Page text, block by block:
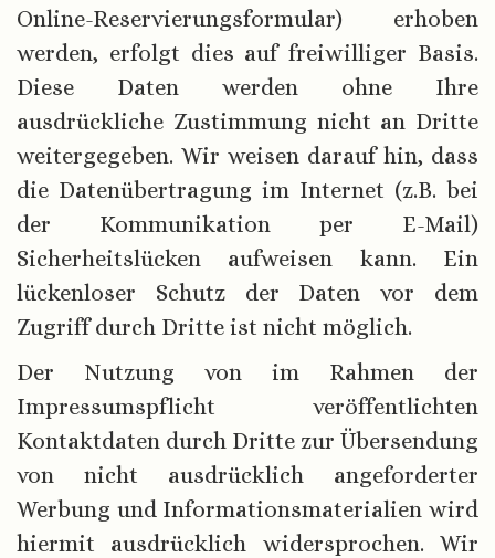
Online-Reservierungsformular) erhoben
werden, erfolgt dies auf freiwilliger Basis.
Diese Daten werden ohne Ihre
ausdrückliche Zustimmung nicht an Dritte
weitergegeben. Wir weisen darauf hin, dass
die Datenübertragung im Internet (z.B. bei
der Kommunikation per E-Mail)
Sicherheitslücken aufweisen kann. Ein
lückenloser Schutz der Daten vor dem
Zugriff durch Dritte ist nicht möglich.
Der Nutzung von im Rahmen der
Impressumspflicht veröffentlichten
Kontaktdaten durch Dritte zur Übersendung
von nicht ausdrücklich angeforderter
Werbung und Informationsmaterialien wird
hiermit ausdrücklich widersprochen. Wir